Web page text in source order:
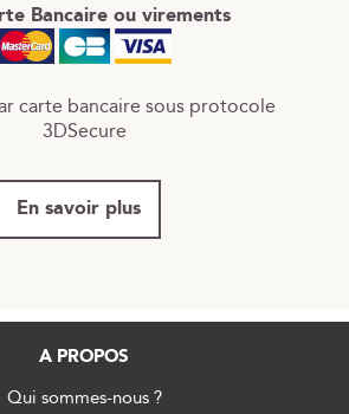
Bancaire ou virements
carte bancaire sous protocole
3DSecure
En savoir plus
A PROPOS
Qui sommes-nous ?